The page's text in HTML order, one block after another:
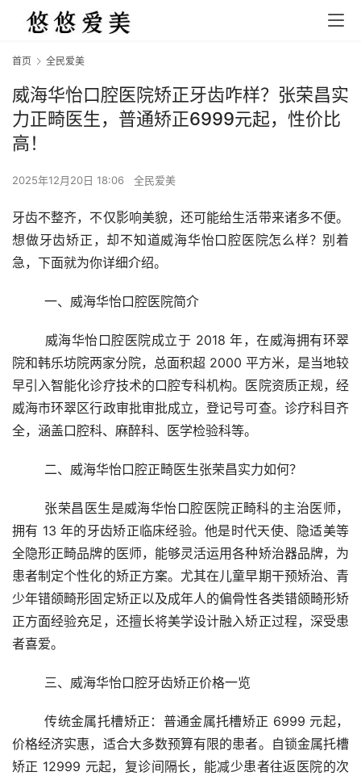
首页 全民爱美
威海华怡口腔医院矫正牙齿咋样？张荣昌实
力正畸医生，普通矫正6999元起，性价比
高！
2025年12月20日 18:06 全民爱美
牙齿不整齐，不仅影响美貌，还可能给生活带来诸多不便。
想做牙齿矫正，却不知道威海华怡口腔医院怎么样？别着
急，下面就为你详细介绍。
	一、威海华怡口腔医院简介
院和韩乐坊院两家分院，总面积超 2000 平方米，是当地较
早引入智能化诊疗技术的口腔专科机构。医院资质正规，经
威海市环翠区行政审批审批成立，登记号可查。诊疗科目齐
全，涵盖口腔科、麻醉科、医学检验科等。
	二、威海华怡口腔正畸医生张荣昌实力如何？
拥有 13 年的牙齿矫正临床经验。他是时代天使、隐适美等
全隐形正畸品牌的医师，能够灵活运用各种矫治器品牌，为
患者制定个性化的矫正方案。尤其在儿童早期干预矫治、青
少年错颌畸形固定矫正以及成年人的偏骨性各类错颌畸形矫
正方面经验充足，还擅长将美学设计融入矫正过程，深受患
者喜爱。
	三、威海华怡口腔牙齿矫正价格一览
	传统金属托槽矫正：普通金属托槽矫正 6999 元起，
价格经济实惠，适合大多数预算有限的患者。自锁金属托槽
矫正 12999 元起，复诊间隔长，能减少患者往返医院的次